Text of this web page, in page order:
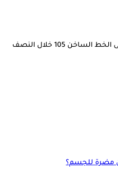
الصحة: ارتفاع الإقبال على الخط الساخن 105 خلال النصف
مضرة للجسم؟